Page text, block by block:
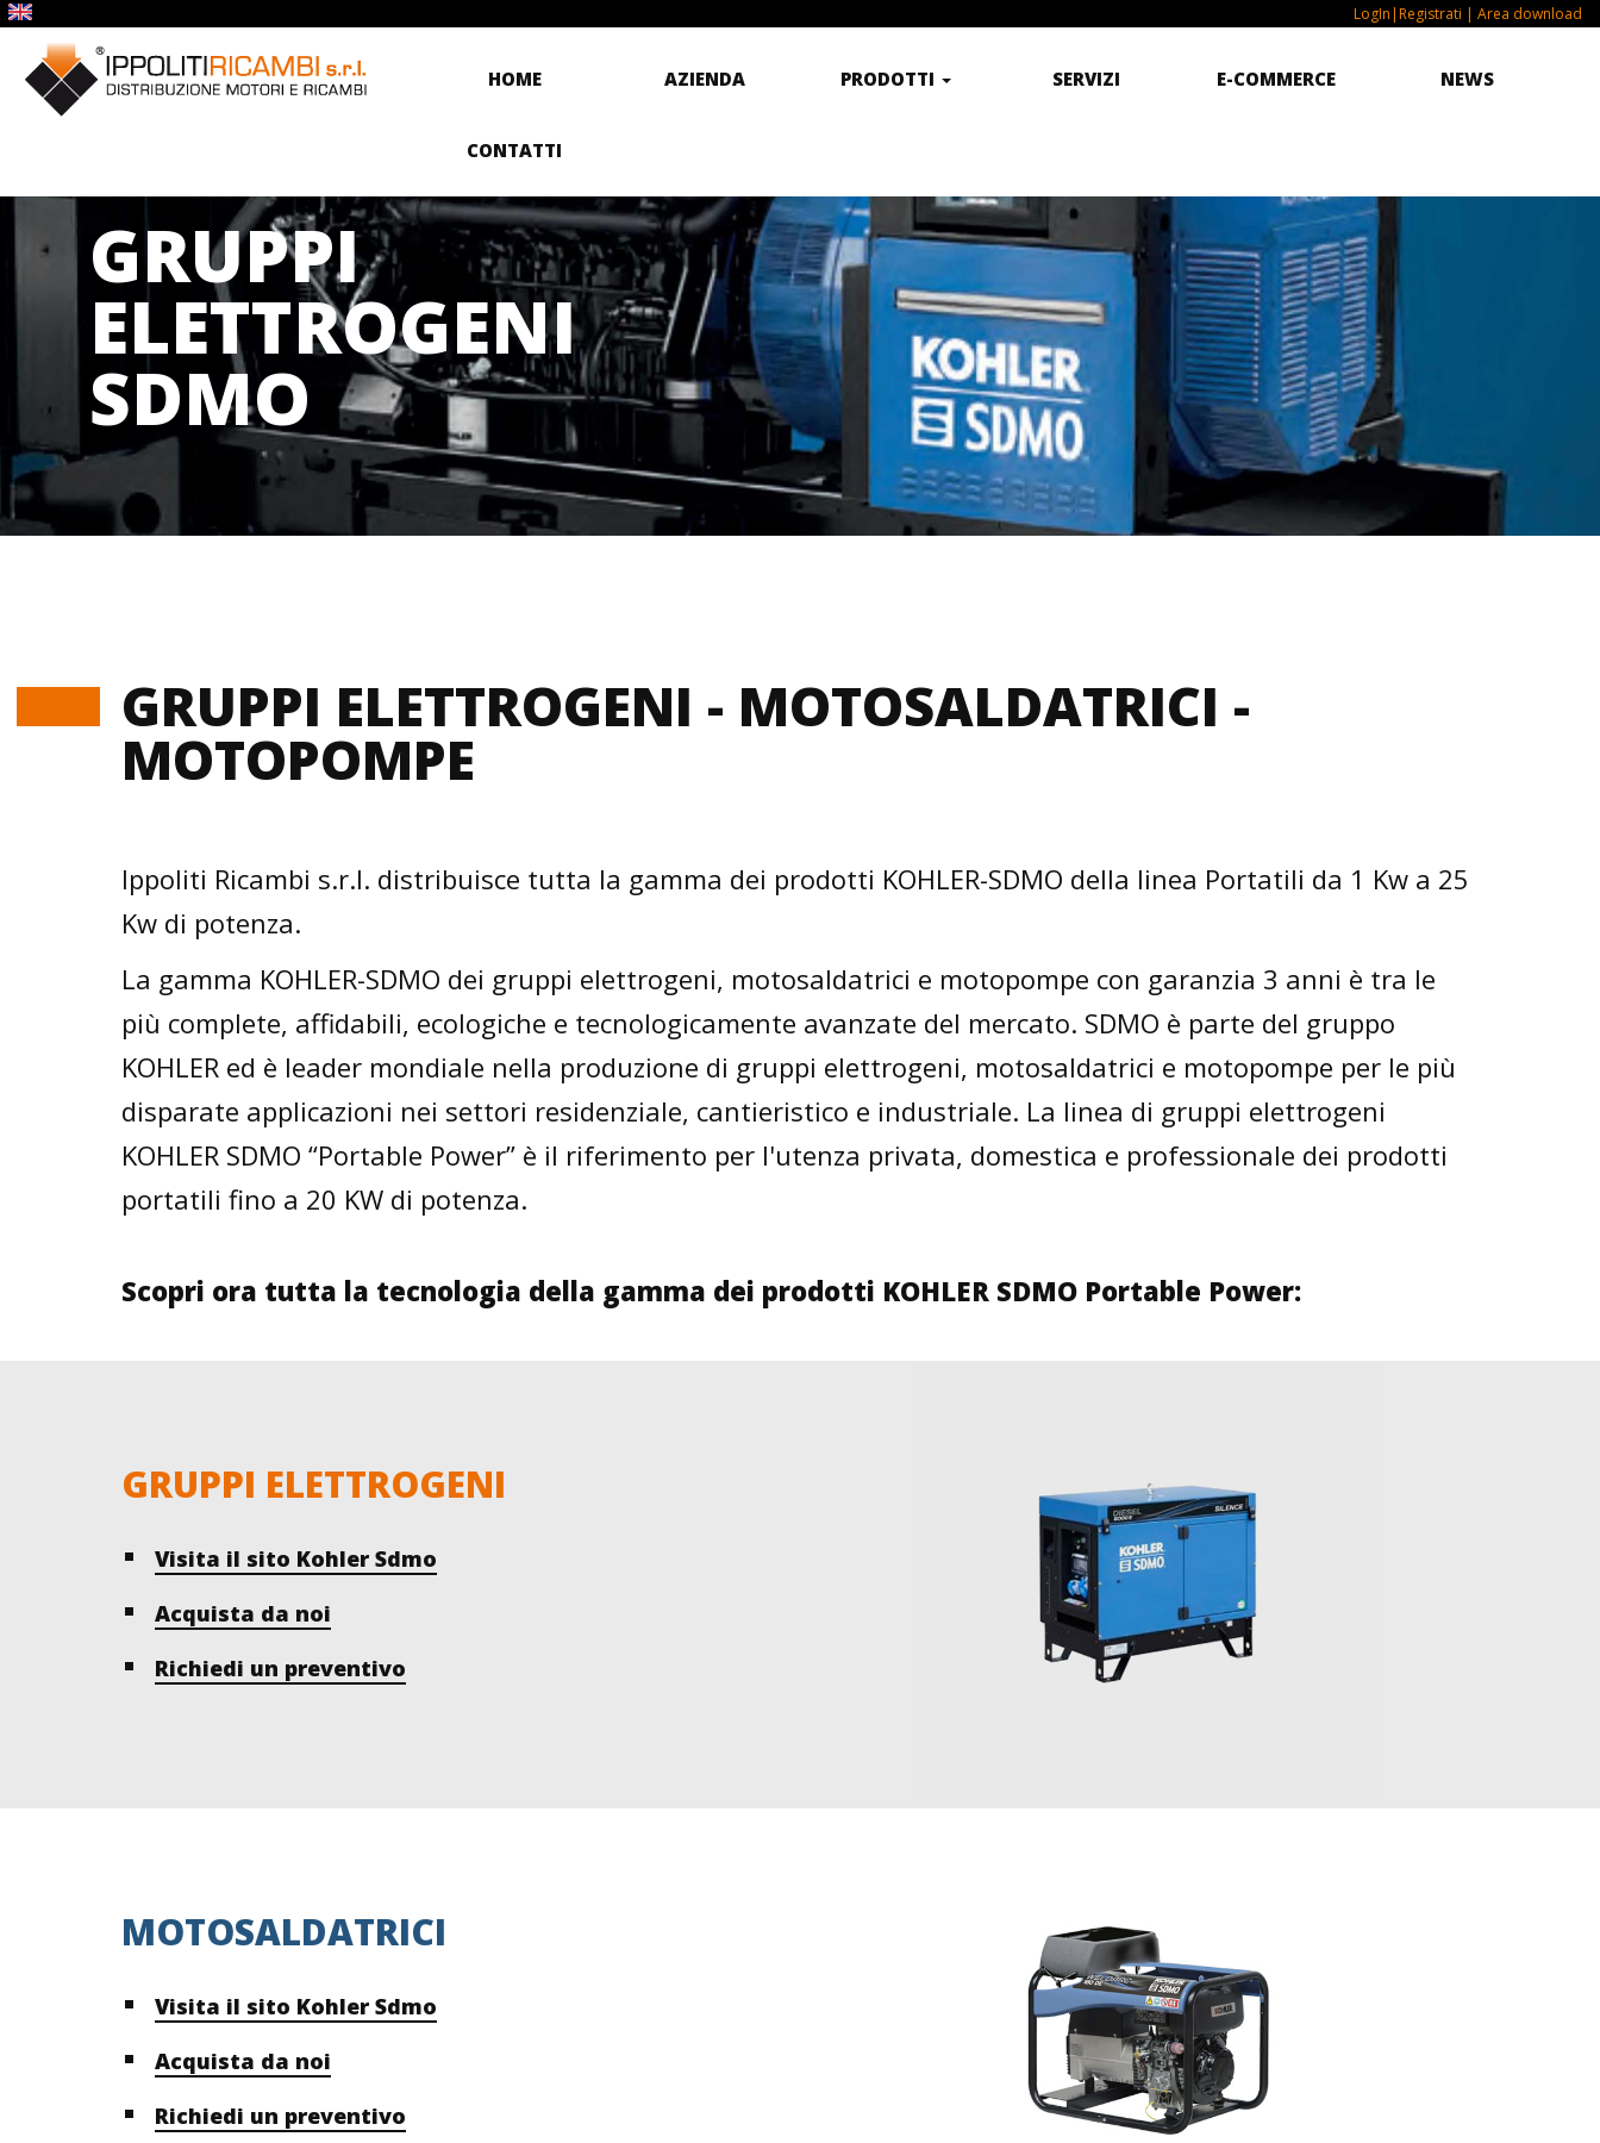
LogIn|Registrati | Area download
HOME AZIENDA PRODOTTI SERVIZI E-COMMERCE NEWS
CONTATTI
GRUPPI
ELETTROGENI
SDMO
GRUPPI ELETTROGENI - MOTOSALDATRICI -
MOTOPOMPE
Ippoliti Ricambi s.r.l. distribuisce tutta la gamma dei prodotti KOHLER-SDMO della linea Portatili da 1 Kw a 25
Kw di potenza.
La gamma KOHLER-SDMO dei gruppi elettrogeni, motosaldatrici e motopompe con garanzia 3 anni è tra le
più complete, affidabili, ecologiche e tecnologicamente avanzate del mercato. SDMO è parte del gruppo
KOHLER ed è leader mondiale nella produzione di gruppi elettrogeni, motosaldatrici e motopompe per le più
disparate applicazioni nei settori residenziale, cantieristico e industriale. La linea di gruppi elettrogeni
KOHLER SDMO “Portable Power” è il riferimento per l'utenza privata, domestica e professionale dei prodotti
portatili fino a 20 KW di potenza.
Scopri ora tutta la tecnologia della gamma dei prodotti KOHLER SDMO Portable Power:
GRUPPI ELETTROGENI
Visita il sito Kohler Sdmo
Acquista da noi
Richiedi un preventivo
MOTOSALDATRICI
Visita il sito Kohler Sdmo
Acquista da noi
Richiedi un preventivo